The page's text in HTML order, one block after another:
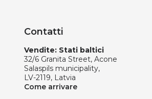
Contatti
Vendite: Stati baltici
32/6 Granita Street, Acone
Salaspils municipality,
LV-2119, Latvia
Come arrivare